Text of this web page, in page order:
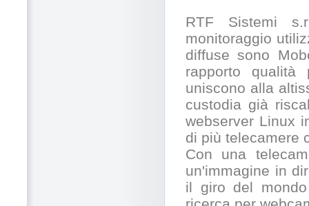
RTF Sistemi
monitoraggio
diffuse sono
rapporto qualità
uniscono alla
custodia già
webserver Linux
di più telecamere
Con una
un'immagine in
il giro del